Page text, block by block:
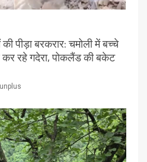
की पीड़ा बरकरार: चमोली में बच्चे
कर रहे गदेरा, पोकलैंड की बकेट